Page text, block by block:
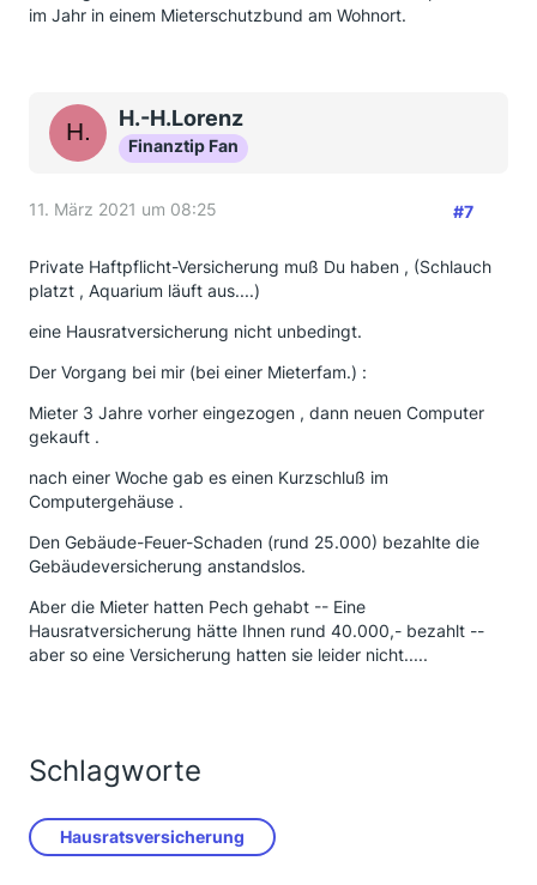
im Jahr in einem Mieterschutzbund am Wohnort.
H.-H.Lorenz
Finanztip Fan
11. März 2021 um 08:25 #7
Private Haftpflicht-Versicherung muß Du haben , (Schlauch
platzt , Aquarium läuft aus....)
eine Hausratversicherung nicht unbedingt.
Der Vorgang bei mir (bei einer Mieterfam.) :
Mieter 3 Jahre vorher eingezogen , dann neuen Computer
gekauft .
nach einer Woche gab es einen Kurzschluß im
Computergehäuse .
Den Gebäude-Feuer-Schaden (rund 25.000) bezahlte die
Gebäudeversicherung anstandslos.
Aber die Mieter hatten Pech gehabt -- Eine
Hausratversicherung hätte Ihnen rund 40.000,- bezahlt --
aber so eine Versicherung hatten sie leider nicht.....
Schlagworte
Hausratsversicherung